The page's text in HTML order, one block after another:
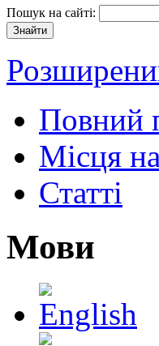
Пошук на сайті:
Повний
Місця
Статті
Мови